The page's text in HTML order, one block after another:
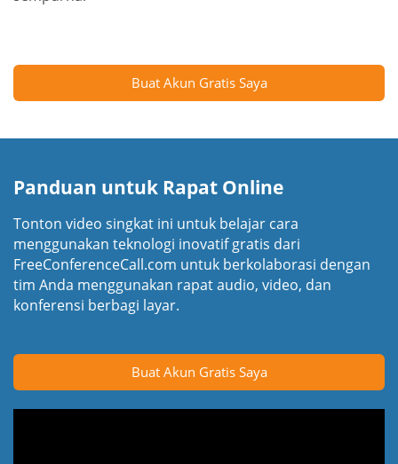
Buat Akun Gratis Saya
Panduan untuk Rapat Online
Tonton video singkat ini untuk belajar cara
menggunakan teknologi inovatif gratis dari
FreeConferenceCall.com untuk berkolaborasi dengan
tim Anda menggunakan rapat audio, video, dan
konferensi berbagi layar.
Buat Akun Gratis Saya